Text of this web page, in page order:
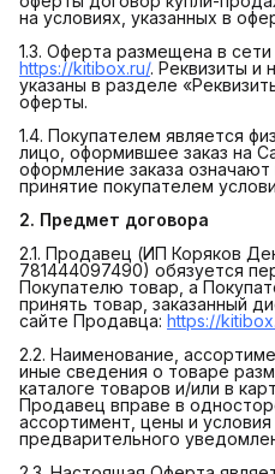
на условиях, указанных в
1.3. Оферта размещена в
https://kitibox.ru/. Реквизиты и
указаны в разделе
оферты.
1.4. Покупателем является
лицо, оформившее заказ на
оформление заказа
принятие покупателем
2. Предмет договора
2.1. Продавец (ИП Коряков
781444097490) обязуется
Покупателю товар, а
принять товар, заказанный
сайте Продавца: https://
2.2. Наименование,
иные сведения о товаре
каталоге товаров и/или в
Продавец вправе в
ассортимент, цены и
предварительного